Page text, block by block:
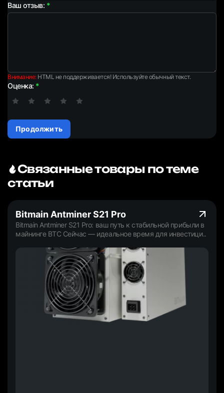
Ваш отзыв:
Внимание:HTML не поддерживается! Используйте обычный текст.
Оценка:
Продолжить
Связанные товары по теме
статьи
Bitmain Antminer S21 Pro
Bitmain Antminer S21 Pro: ваш путь к стабильной прибыли в
майнинге BTC Сейчас — идеальное время для инвестици..